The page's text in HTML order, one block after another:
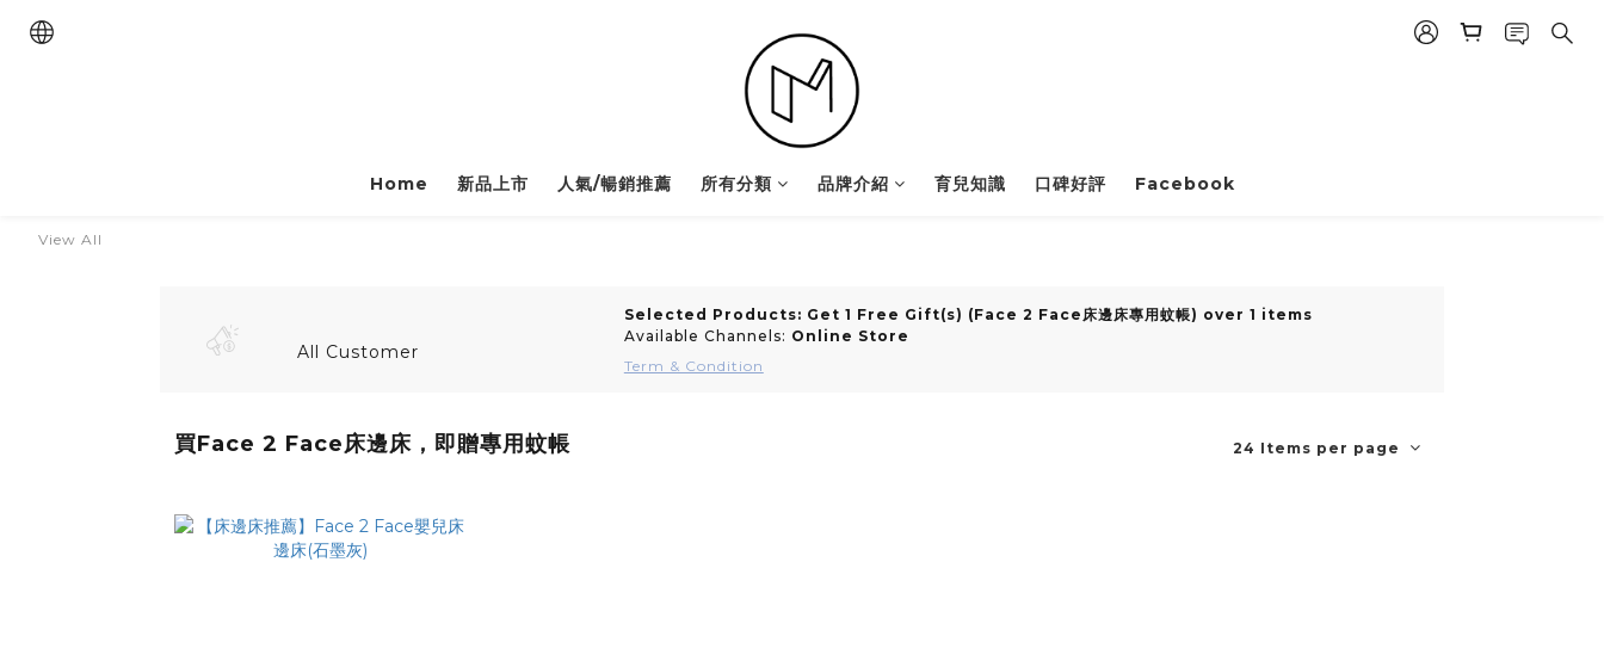
Home 新品上市 人氣/暢銷推薦 所有分類 品牌介紹 育兒知識 口碑好評 Facebook
View All
All Customer
Selected Products: Get 1 Free Gift(s) (Face 2 Face床邊床專用蚊帳) over 1 items
Available Channels: Online Store
Term & Condition
買Face 2 Face床邊床，即贈專用蚊帳 24 Items per page